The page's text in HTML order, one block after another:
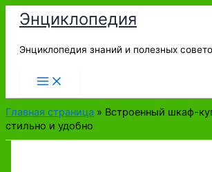
Перейти
содержимому
Энциклопедия
Энциклопедия знаний и полезных
Главная страница » Встроенный шкаф-
стильно и удобно